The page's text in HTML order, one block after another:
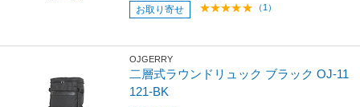
お取り寄せ （1）
OJGERRY
二層式ラウンドリュック ブラック OJ-11
121-BK